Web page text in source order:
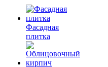
Фасадная
плитка